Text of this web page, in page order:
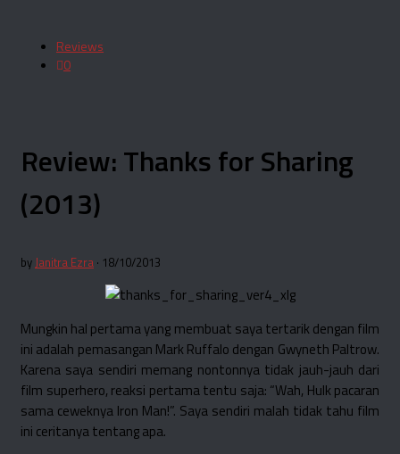
Reviews
0
Review: Thanks for Sharing
(2013)
byJanitra Ezra · 18/10/2013
Mungkin hal pertama yang membuat saya tertarik dengan film
ini adalah pemasangan Mark Ruffalo dengan Gwyneth Paltrow.
Karena saya sendiri memang nontonnya tidak jauh-jauh dari
film superhero, reaksi pertama tentu saja: “Wah, Hulk pacaran
sama ceweknya Iron Man!”. Saya sendiri malah tidak tahu film
ini ceritanya tentang apa.